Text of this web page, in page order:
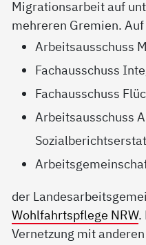
Migrationsarbeit auf
mehreren Gremien.
Arbeitsausschuss
Fachausschuss
Fachausschuss
Arbeitsausschuss
der
Wohlfahrtspflege NRW.
Vernetzung mit